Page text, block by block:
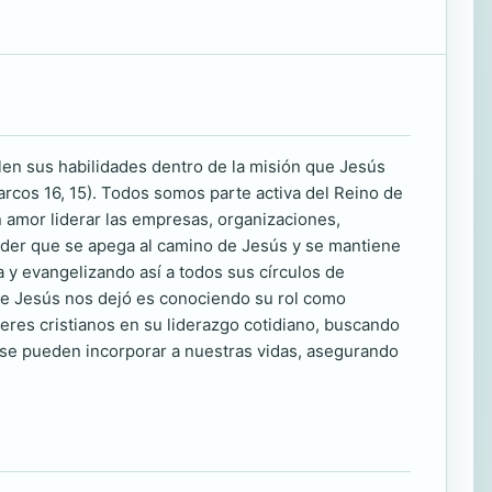
sus habilidades dentro de la misión que Jesús
16, 15). Todos somos parte activa del Reino de
liderar las empresas, organizaciones,
que se apega al camino de Jesús y se mantiene
evangelizando así a todos sus círculos de
Jesús nos dejó es conociendo su rol como
cristianos en su liderazgo cotidiano, buscando
pueden incorporar a nuestras vidas, asegurando